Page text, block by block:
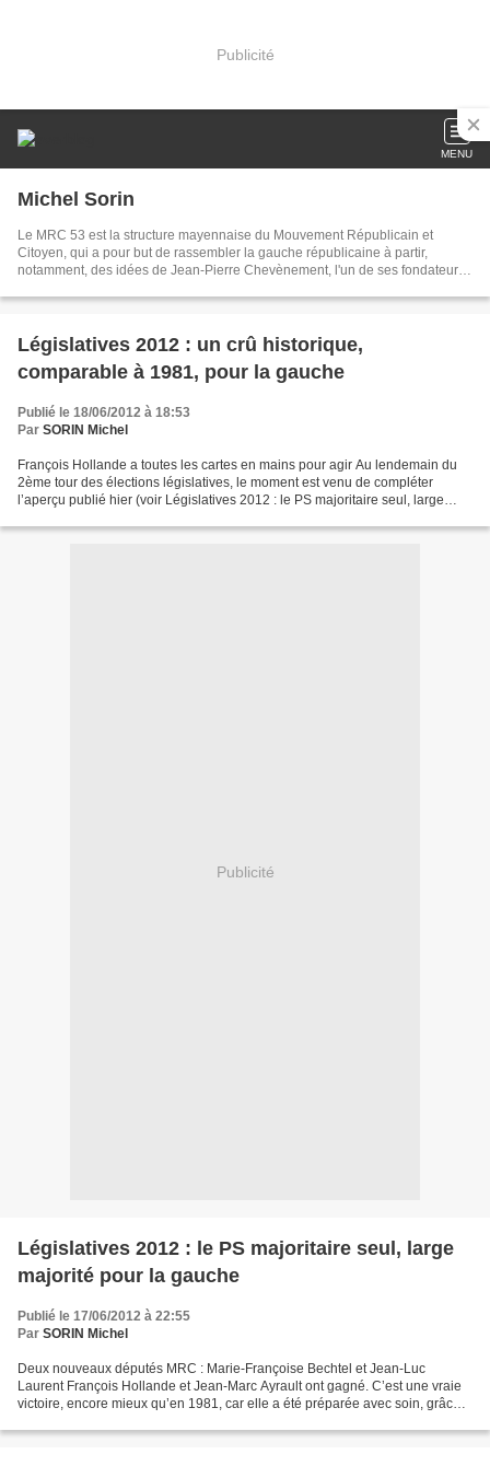
Publicité
MENU
Michel Sorin
Le MRC 53 est la structure mayennaise du Mouvement Républicain et
Citoyen, qui a pour but de rassembler la gauche républicaine à partir,
notamment, des idées de Jean-Pierre Chevènement, l'un de ses fondateurs,
Mouvement des Citoyens (MDC) après les élections de 2002. En 2022, le
quatre autres organisations politiques.
Législatives 2012 : un crû historique,
comparable à 1981, pour la gauche
Publié le 18/06/2012 à 18:53
Par SORIN Michel
François Hollande a toutes les cartes en mains pour agir Au lendemain du
2ème tour des élections législatives, le moment est venu de compléter
l’aperçu publié hier (voir Législatives 2012 : le PS majoritaire seul, large
Publicité
Législatives 2012 : le PS majoritaire seul, large
majorité pour la gauche
Publié le 17/06/2012 à 22:55
Par SORIN Michel
Deux nouveaux députés MRC : Marie-Françoise Bechtel et Jean-Luc
Laurent François Hollande et Jean-Marc Ayrault ont gagné. C’est une vraie
victoire, encore mieux qu’en 1981, car elle a été préparée avec soin, grâce à